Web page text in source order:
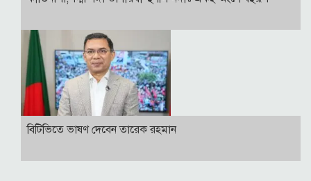
বি‌টি‌ভিতে ভাষণ দেবেন তারেক রহমান